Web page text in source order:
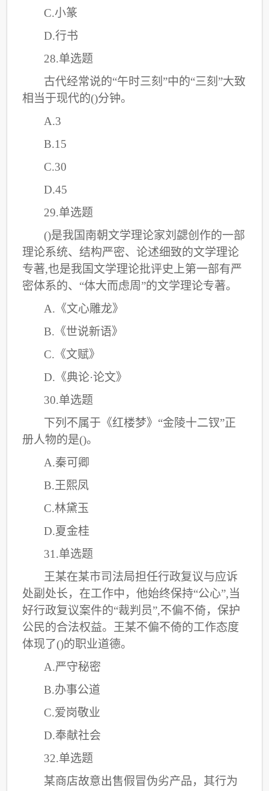
C.小篆
D.行书
28.单选题
古代经常说的“午时三刻”中的“三刻”大致
相当于现代的()分钟。
A.3
B.15
C.30
D.45
29.单选题
()是我国南朝文学理论家刘勰创作的一部
理论系统、结构严密、论述细致的文学理论
专著,也是我国文学理论批评史上第一部有严
密体系的、“体大而虑周”的文学理论专著。
A.《文心雕龙》
B.《世说新语》
C.《文赋》
D.《典论·论文》
30.单选题
下列不属于《红楼梦》 “金陵十二钗”正
册人物的是()。
A.秦可卿
B.王熙凤
C.林黛玉
D.夏金桂
31.单选题
王某在某市司法局担任行政复议与应诉
处副处长，在工作中，他始终保持“公心”,当
好行政复议案件的“裁判员”,不偏不倚，保护
公民的合法权益。王某不偏不倚的工作态度
体现了()的职业道德。
A.严守秘密
B.办事公道
C.爱岗敬业
D.奉献社会
32.单选题
某商店故意出售假冒伪劣产品，其行为